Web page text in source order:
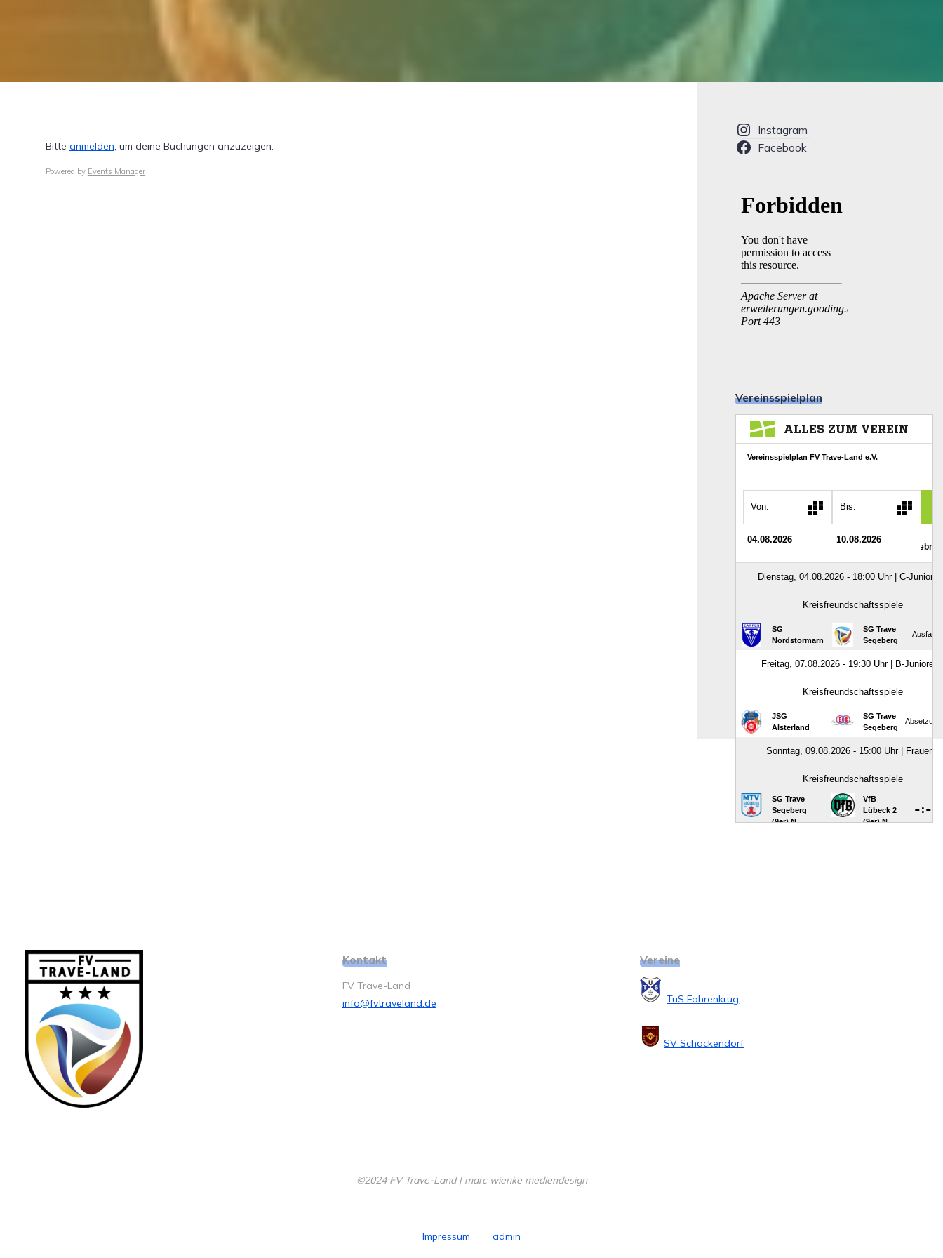
Bitte anmelden, um deine Buchungen anzuzeigen.
Powered by Events Manager
Instagram
Facebook
Vereinsspielplan
Kontakt
FV Trave-Land
info@fvtraveland.de
Vereine
TuS Fahrenkrug
SV Schackendorf
©2024 FV Trave-Land | marc wienke mediendesign
Impressum admin